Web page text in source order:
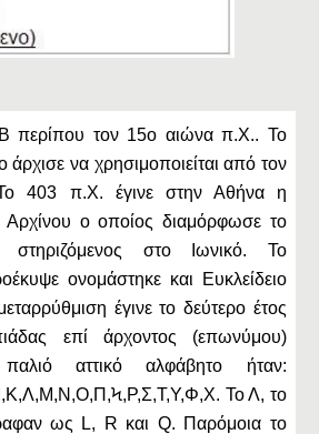
Β περίπου τον 15ο αιώνα π.Χ.. Το
άρχισε να χρησιμοποιείται από τον
403 π.Χ. έγινε στην Αθήνα η
Αρχίνου ο οποίος διαμόρφωσε το
στηριζόμενος στο Ιωνικό. Το
ονομάστηκε και Ευκλείδειο
έγινε το δεύτερο έτος
επί άρχοντος (επωνύμου)
αττικό αλφάβητο ήταν:
Το Λ, το
ως L, R και Q. Παρόμοια το